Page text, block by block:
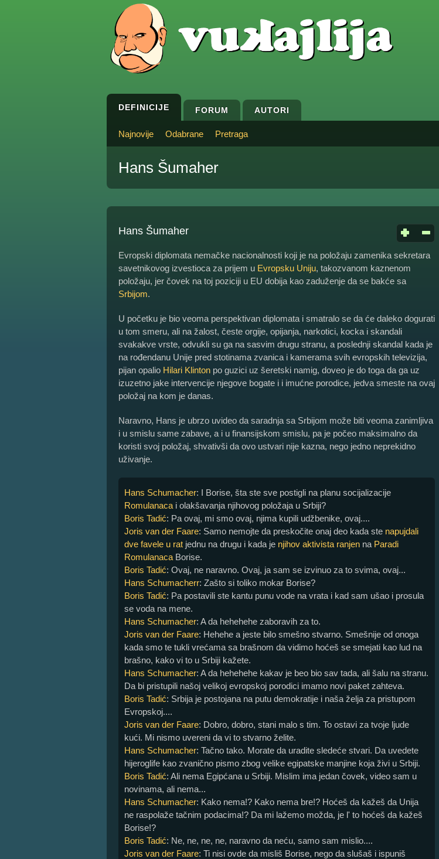
DEFINICIJE FORUM AUTORI
Najnovije Odabrane Pretraga
Hans Šumaher
Hans Šumaher
Evropski diplomata nemačke nacionalnosti koji je na položaju zamenika sekretara
savetnikovog izvestioca za prijem u Evropsku Uniju, takozvanom kaznenom
položaju, jer čovek na toj poziciji u EU dobija kao zaduženje da se bakće sa
Srbijom.
U početku je bio veoma perspektivan diplomata i smatralo se da će daleko dogurati
u tom smeru, ali na žalost, česte orgije, opijanja, narkotici, kocka i skandali
svakakve vrste, odvukli su ga na sasvim drugu stranu, a poslednji skandal kada je
na rođendanu Unije pred stotinama zvanica i kamerama svih evropskih televizija,
pijan opalio Hilari Klinton po guzici uz šeretski namig, doveo je do toga da ga uz
izuzetno jake intervencije njegove bogate i i imućne porodice, jedva smeste na ovaj
položaj na kom je danas.
Naravno, Hans je ubrzo uvideo da saradnja sa Srbijom može biti veoma zanimljiva
i u smislu same zabave, a i u finansijskom smislu, pa je počeo maksimalno da
koristi svoj položaj, shvativši da ovo ustvari nije kazna, nego jedno neprekidno
uživanje.
Hans Schumacher: I Borise, šta ste sve postigli na planu socijalizacije
Romulanaca i olakšavanja njihovog položaja u Srbiji?
Boris Tadić: Pa ovaj, mi smo ovaj, njima kupili udžbenike, ovaj....
Joris van der Faare: Samo nemojte da preskočite onaj deo kada ste napujdali
dve favele u rat jednu na drugu i kada je njihov aktivista ranjen na Paradi
Romulanaca Borise.
Boris Tadić: Ovaj, ne naravno. Ovaj, ja sam se izvinuo za to svima, ovaj...
Hans Schumacherr: Zašto si toliko mokar Borise?
Boris Tadić: Pa postavili ste kantu punu vode na vrata i kad sam ušao i prosula
se voda na mene.
Hans Schumacher: A da hehehehe zaboravih za to.
Joris van der Faare: Hehehe a jeste bilo smešno stvarno. Smešnije od onoga
kada smo te tukli vrećama sa brašnom da vidimo hoćeš se smejati kao lud na
brašno, kako vi to u Srbiji kažete.
Hans Schumacher: A da hehehehe kakav je beo bio sav tada, ali šalu na stranu.
Da bi pristupili našoj velikoj evropskoj porodici imamo novi paket zahteva.
Boris Tadić: Srbija je postojana na putu demokratije i naša želja za pristupom
Evropskoj....
Joris van der Faare: Dobro, dobro, stani malo s tim. To ostavi za tvoje ljude
kući. Mi nismo uvereni da vi to stvarno želite.
Hans Schumacher: Tačno tako. Morate da uradite sledeće stvari. Da uvedete
hijeroglife kao zvanično pismo zbog velike egipatske manjine koja živi u Srbiji.
Boris Tadić: Ali nema Egipćana u Srbiji. Mislim ima jedan čovek, video sam u
novinama, ali nema...
Hans Schumacher: Kako nema!? Kako nema bre!? Hoćeš da kažeš da Unija
ne raspolaže tačnim podacima!? Da mi lažemo možda, je l' to hoćeš da kažeš
Borise!?
Boris Tadić: Ne, ne, ne, ne, naravno da neću, samo sam mislio....
Joris van der Faare: Ti nisi ovde da misliš Borise, nego da slušaš i ispuniš